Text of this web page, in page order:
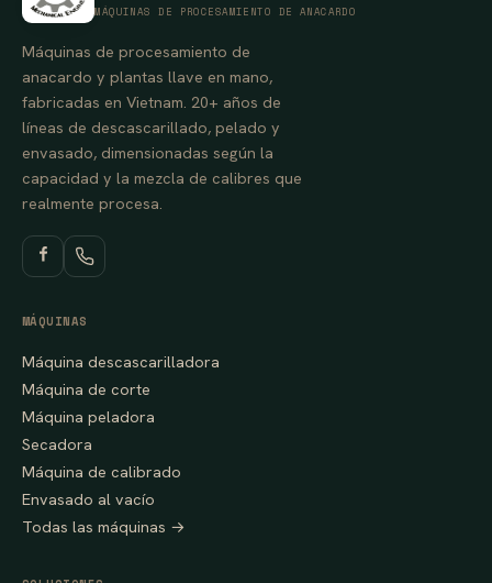
MÁQUINAS DE PROCESAMIENTO DE ANACARDO
Máquinas de procesamiento de
anacardo y plantas llave en mano,
fabricadas en Vietnam. 20+ años de
líneas de descascarillado, pelado y
envasado, dimensionadas según la
capacidad y la mezcla de calibres que
realmente procesa.
MÁQUINAS
Máquina descascarilladora
Máquina de corte
Máquina peladora
Secadora
Máquina de calibrado
Envasado al vacío
Todas las máquinas →